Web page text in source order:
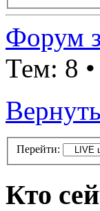
Форум
Тем: 8
Перейти:
Кто